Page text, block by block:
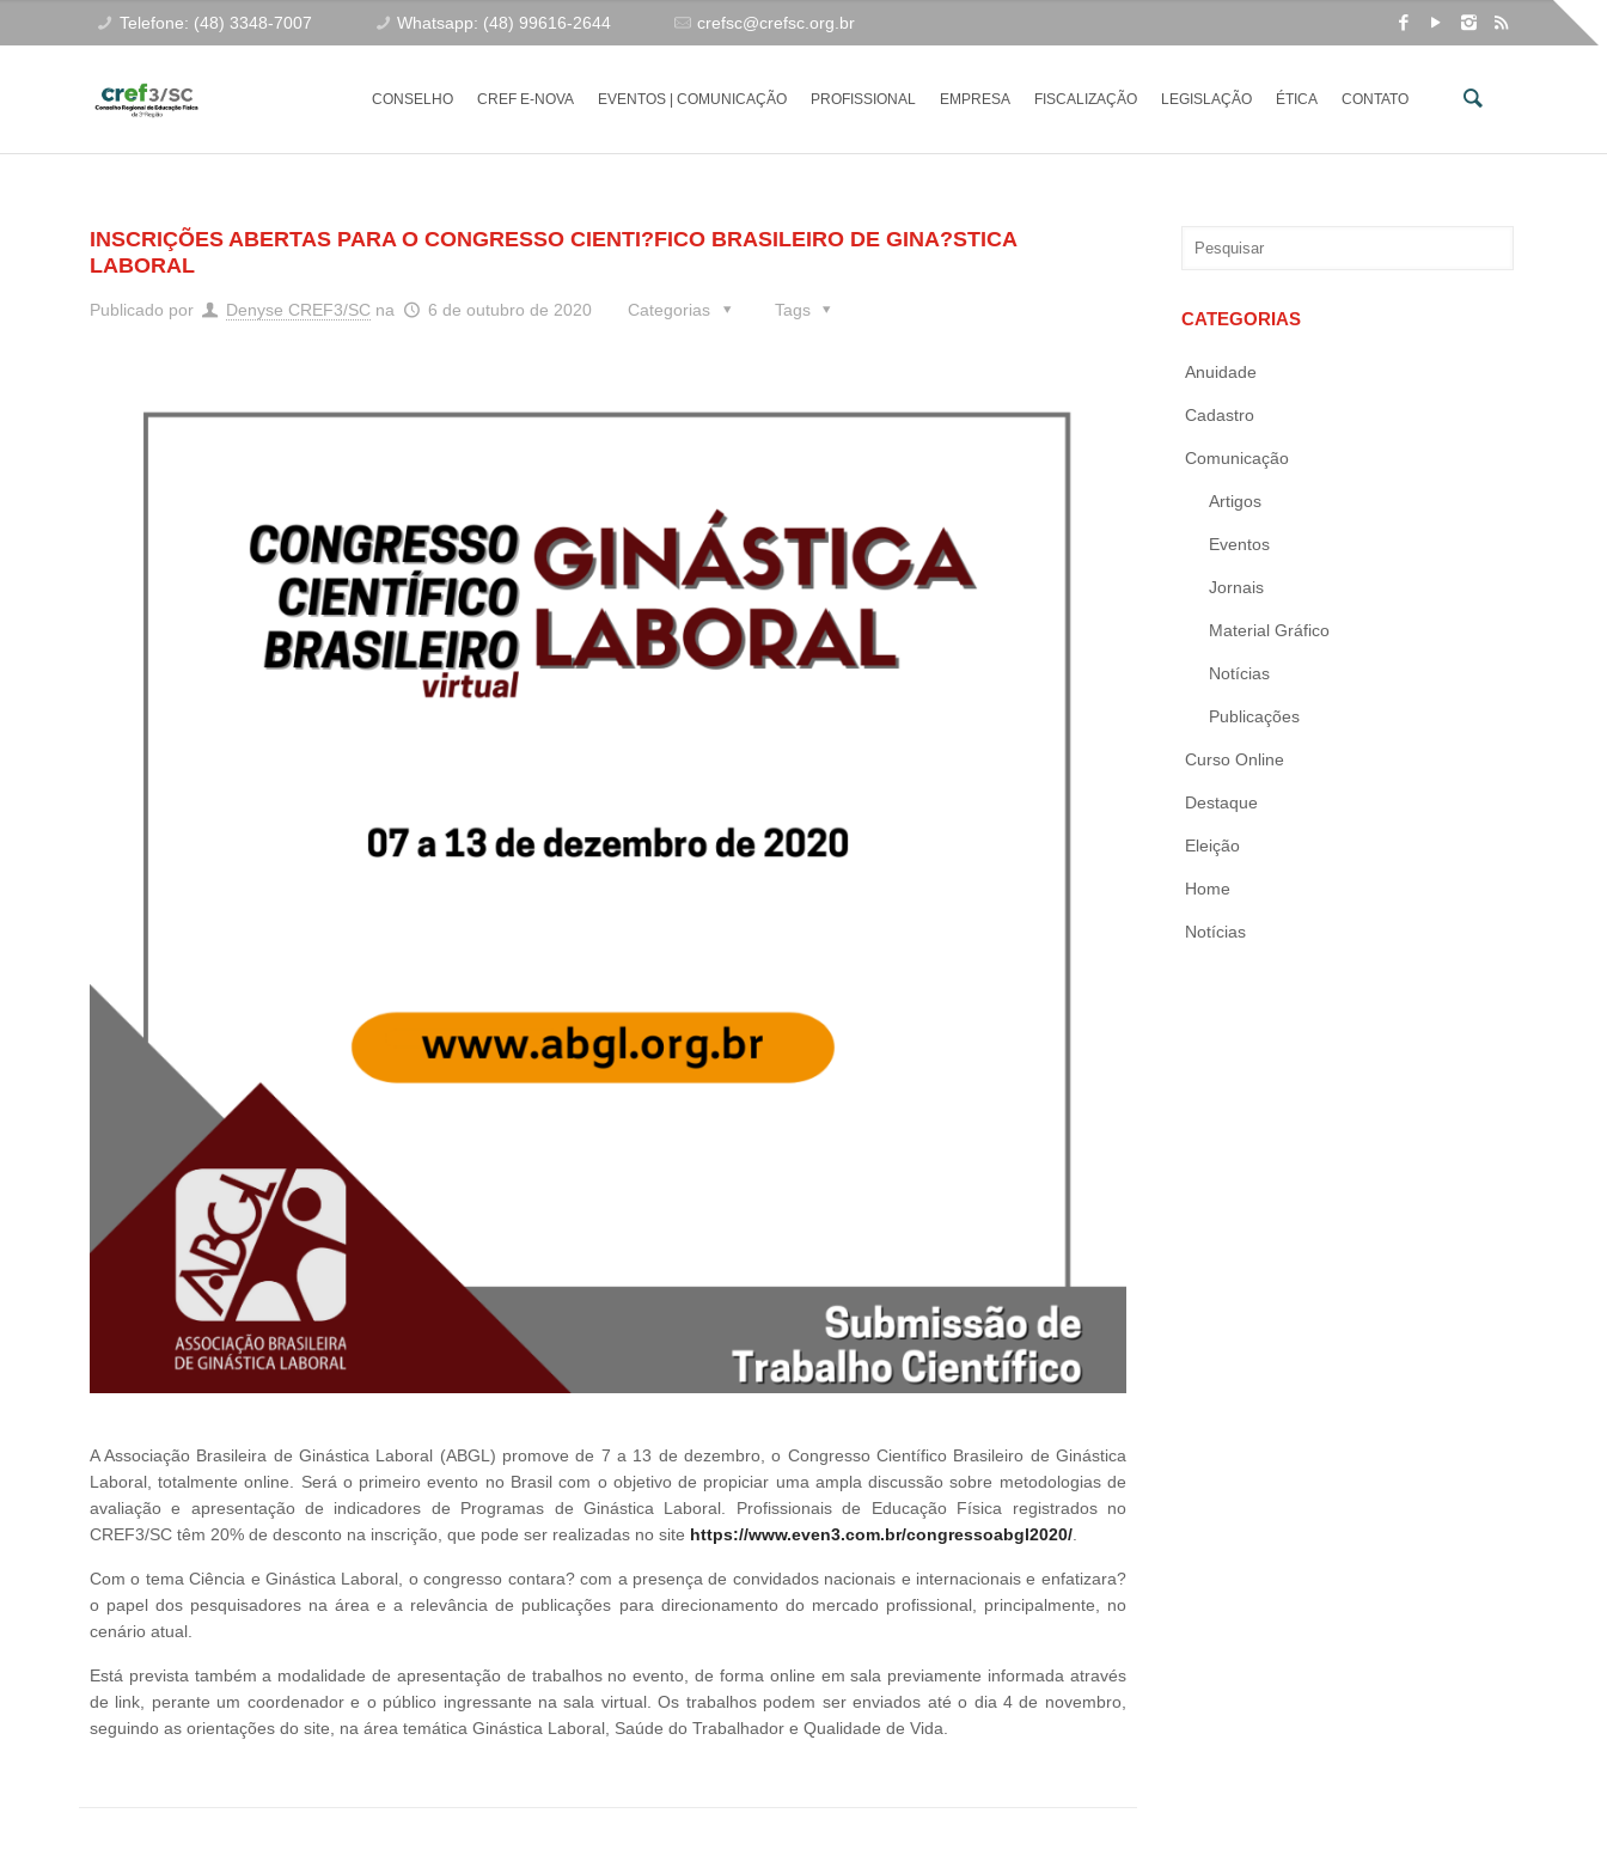
Telefone: (48) 3348-7007 Whatsapp: (48) 99616-2644 crefsc@crefsc.org.br
CONSELHO CREF E-NOVA EVENTOS | COMUNICAÇÃO PROFISSIONAL EMPRESA FISCALIZAÇÃO LEGISLAÇÃO ÉTICA CONTATO
INSCRIÇÕES ABERTAS PARA O CONGRESSO CIENTI?FICO BRASILEIRO DE GINA?STICA
LABORAL
Publicado por Denyse CREF3/SC na 6 de outubro de 2020 Categorias Tags
A Associação Brasileira de Ginástica Laboral (ABGL) promove de 7 a 13 de dezembro, o Congresso Científico Brasileiro de Ginástica
Laboral, totalmente online. Será o primeiro evento no Brasil com o objetivo de propiciar uma ampla discussão sobre metodologias de
avaliação e apresentação de indicadores de Programas de Ginástica Laboral. Profissionais de Educação Física registrados no
CREF3/SC têm 20% de desconto na inscrição, que pode ser realizadas no site https://www.even3.com.br/congressoabgl2020/.
Com o tema Ciência e Ginástica Laboral, o congresso contara? com a presença de convidados nacionais e internacionais e enfatizara?
o papel dos pesquisadores na área e a relevância de publicações para direcionamento do mercado profissional, principalmente, no
cenário atual.
Está prevista também a modalidade de apresentação de trabalhos no evento, de forma online em sala previamente informada através
de link, perante um coordenador e o público ingressante na sala virtual. Os trabalhos podem ser enviados até o dia 4 de novembro,
seguindo as orientações do site, na área temática Ginástica Laboral, Saúde do Trabalhador e Qualidade de Vida.
CATEGORIAS
Anuidade
Cadastro
Comunicação
Artigos
Eventos
Jornais
Material Gráfico
Notícias
Publicações
Curso Online
Destaque
Eleição
Home
Notícias